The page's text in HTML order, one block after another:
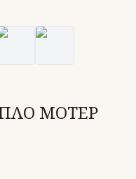
ΜΟΤΕΡ